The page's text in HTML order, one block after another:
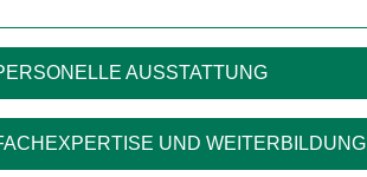
AUSSTATTUNG
UND WEITERBILDUNG